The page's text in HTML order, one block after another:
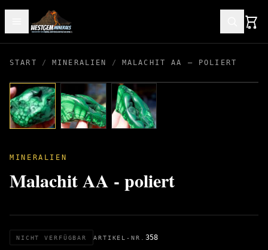
START / MINERALIEN / MALACHIT AA – POLIERT
MINERALIEN
Malachit AA - poliert
NICHT VERFÜGBAR ARTIKEL-NR. 358